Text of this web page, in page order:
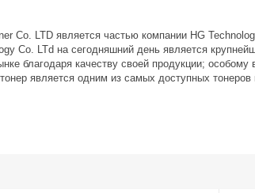
Co. LTD является частью компании HG
Co. LTd на сегодняшний день является
благодаря качеству своей продукции;
является одним из самых доступных тонеров